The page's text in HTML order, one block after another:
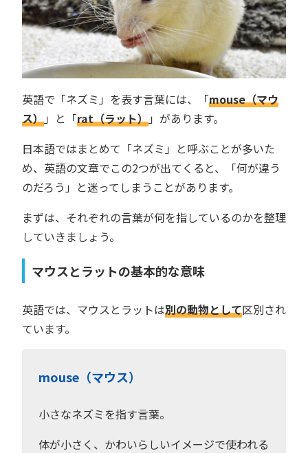
英語で「ネズミ」を表す言葉には、「mouse（マウ
ス）」と「rat（ラット）」があります。
日本語ではまとめて「ネズミ」と呼ぶことが多いた
め、英語の文章でこの2つが出てくると、「何が違う
のだろう」と迷ってしまうことがあります。
まずは、それぞれの言葉が何を指しているのかを整理
していきましょう。
マウスとラットの基本的な意味
英語では、マウスとラットは別の動物として区別され
ています。
mouse（マウス）
小さなネズミを指す言葉。
体が小さく、かわいらしいイメージで使われる